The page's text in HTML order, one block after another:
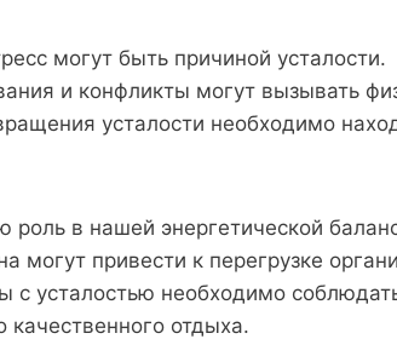
могут быть причиной усталости.
и конфликты могут вызывать
усталости необходимо
в нашей энергетической
могут привести к перегрузке
с усталостью необходимо
качественного отдыха.